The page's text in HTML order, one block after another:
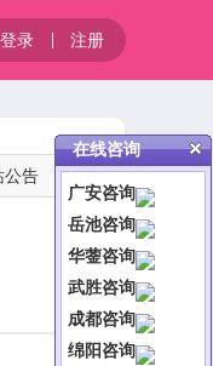
登录 注册
公告
在线咨询
广安咨询
岳池咨询
华蓥咨询
武胜咨询
成都咨询
绵阳咨询